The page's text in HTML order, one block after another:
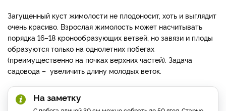
Загущенный куст жимолости не плодоносит, хоть и выглядит
очень красиво. Взрослая жимолость может насчитывать
порядка 16–18 кронообразующих ветвей, но завязи и плоды
образуются только на однолетних побегах
(преимущественно на почках верхних частей). Задача
садовода – увеличить длину молодых веток.
На заметку